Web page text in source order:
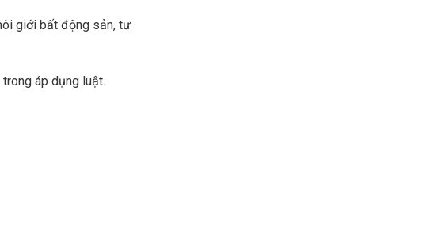
giới bất động sản, tư
áp dụng luật.